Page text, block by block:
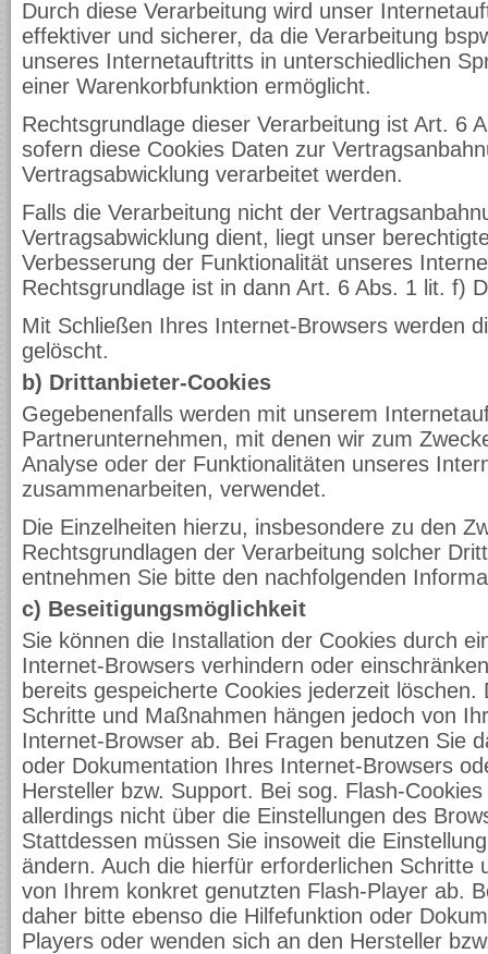
Durch diese Verarbeitung wird unser
effektiver und sicherer, da die Verarbeitung
unseres Internetauftritts in unterschiedlichen
einer Warenkorbfunktion ermöglicht.
Rechtsgrundlage dieser Verarbeitung ist Art. 6
sofern diese Cookies Daten zur
Vertragsabwicklung verarbeitet werden.
Falls die Verarbeitung nicht der
Vertragsabwicklung dient, liegt unser
Verbesserung der Funktionalität unseres
Rechtsgrundlage ist in dann Art. 6 Abs. 1 lit. f)
Mit Schließen Ihres Internet-Browsers werden
gelöscht.
b) Drittanbieter-Cookies
Gegebenenfalls werden mit unserem
Partnerunternehmen, mit denen wir zum
Analyse oder der Funktionalitäten unseres
zusammenarbeiten, verwendet.
Die Einzelheiten hierzu, insbesondere zu den
Rechtsgrundlagen der Verarbeitung solcher
entnehmen Sie bitte den nachfolgenden
c) Beseitigungsmöglichkeit
Sie können die Installation der Cookies durch
Internet-Browsers verhindern oder
bereits gespeicherte Cookies jederzeit
Schritte und Maßnahmen hängen jedoch von
Internet-Browser ab. Bei Fragen benutzen Sie
oder Dokumentation Ihres Internet-Browsers
Hersteller bzw. Support. Bei sog. Flash-
allerdings nicht über die Einstellungen des
Stattdessen müssen Sie insoweit die
ändern. Auch die hierfür erforderlichen Schritte
von Ihrem konkret genutzten Flash-Player ab.
daher bitte ebenso die Hilfefunktion oder
Players oder wenden sich an den Hersteller